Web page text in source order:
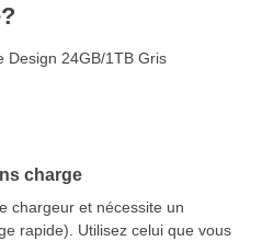
Design 24GB/1TB Gris
charge
chargeur et nécessite un
rapide). Utilisez celui que vous